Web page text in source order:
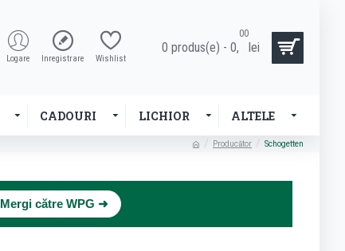
Logare Inregistrare Wishlist
0 produs(e) - 0,
00
lei
CADOURI LICHIOR ALTELE
Producător Schogetten
Mergi către WPG ➜